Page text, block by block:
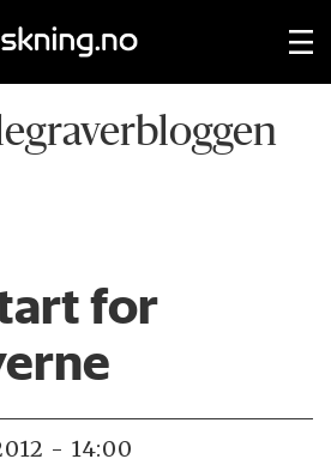
for
- 14:00